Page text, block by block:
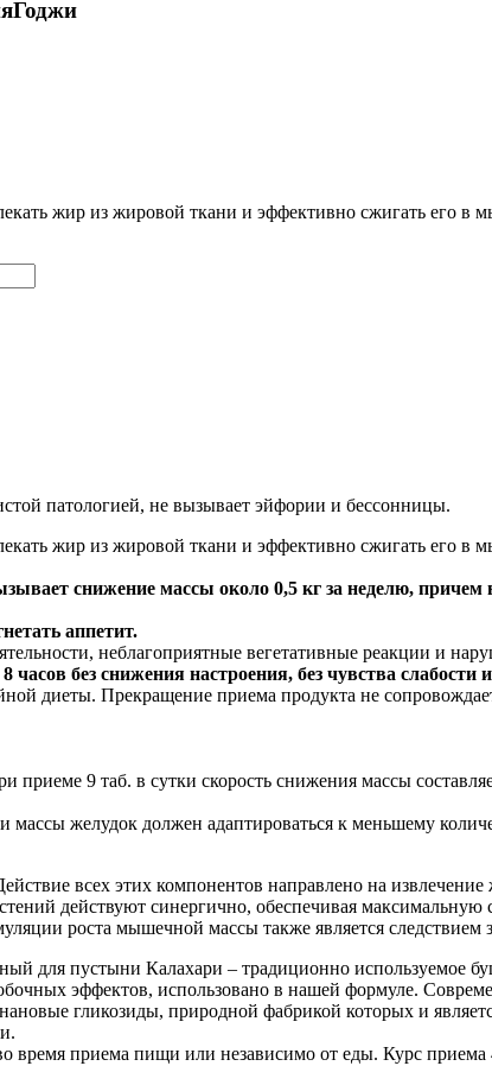
жир из жировой ткани и эффективно сжигать его в
патологией, не вызывает эйфории и бессонницы.
жир из жировой ткани и эффективно сжигать его в
снижение массы около 0,5 кг за неделю, причем
аппетит.
неблагоприятные вегетативные реакции и
без снижения настроения, без чувства слабости
диеты. Прекращение приема продукта не
9 таб. в сутки скорость снижения массы
массы желудок должен адаптироваться к меньшему
всех этих компонентов направлено на
действуют синергично, обеспечивая максимальную
роста мышечной массы также является следствием
для пустыни Калахари – традиционно используемое
эффектов, использовано в нашей формуле.
гликозиды, природной фабрикой которых и
время приема пищи или независимо от еды. Курс